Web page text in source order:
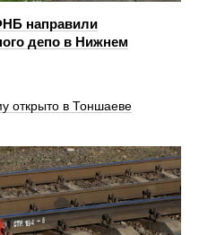
направили
депо в Нижнем
открыто в Тоншаеве